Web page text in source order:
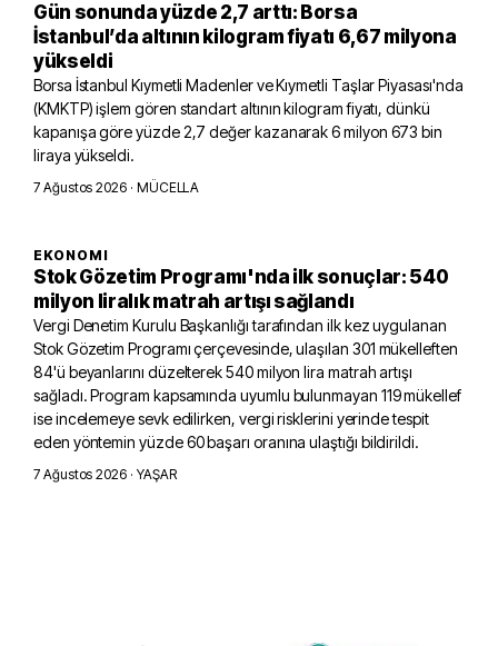
Gün sonunda yüzde 2,7 arttı: Borsa
İstanbul’da altının kilogram fiyatı 6,67 milyona
yükseldi
Borsa İstanbul Kıymetli Madenler ve Kıymetli Taşlar Piyasası'nda
(KMKTP) işlem gören standart altının kilogram fiyatı, dünkü
kapanışa göre yüzde 2,7 değer kazanarak 6 milyon 673 bin
liraya yükseldi.
7 Ağustos 2026 · MÜCELLA
EKONOMI
Stok Gözetim Programı'nda ilk sonuçlar: 540
milyon liralık matrah artışı sağlandı
Vergi Denetim Kurulu Başkanlığı tarafından ilk kez uygulanan
Stok Gözetim Programı çerçevesinde, ulaşılan 301 mükelleften
84'ü beyanlarını düzelterek 540 milyon lira matrah artışı
sağladı. Program kapsamında uyumlu bulunmayan 119 mükellef
ise incelemeye sevk edilirken, vergi risklerini yerinde tespit
eden yöntemin yüzde 60 başarı oranına ulaştığı bildirildi.
7 Ağustos 2026 · YAŞAR